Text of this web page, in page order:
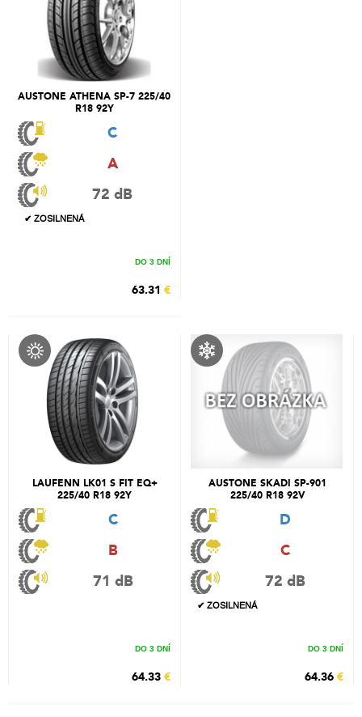
AUSTONE ATHENA SP-7 225/40
R18 92Y
C
A
72 dB
✔ ZOSILNENÁ
DO 3 DNÍ
63.31 €
LAUFENN LK01 S FIT EQ+
225/40 R18 92Y
C
B
71 dB
DO 3 DNÍ
64.33 €
AUSTONE SKADI SP-901
225/40 R18 92V
D
C
72 dB
✔ ZOSILNENÁ
DO 3 DNÍ
64.36 €